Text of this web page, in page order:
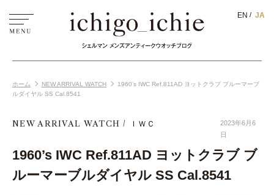
ホーム NEW ARRIVAL WATCH
1960’s IWC Ref.811AD ヨットクラブ ブルーマーブ
ルダイヤル SS Cal.8541
NEW ARRIVAL WATCH ＩＷＣ
2023年6月6
日
1960’s IWC Ref.811AD ヨットクラブ ブ
ルーマーブルダイヤル SS Cal.8541
EN JA